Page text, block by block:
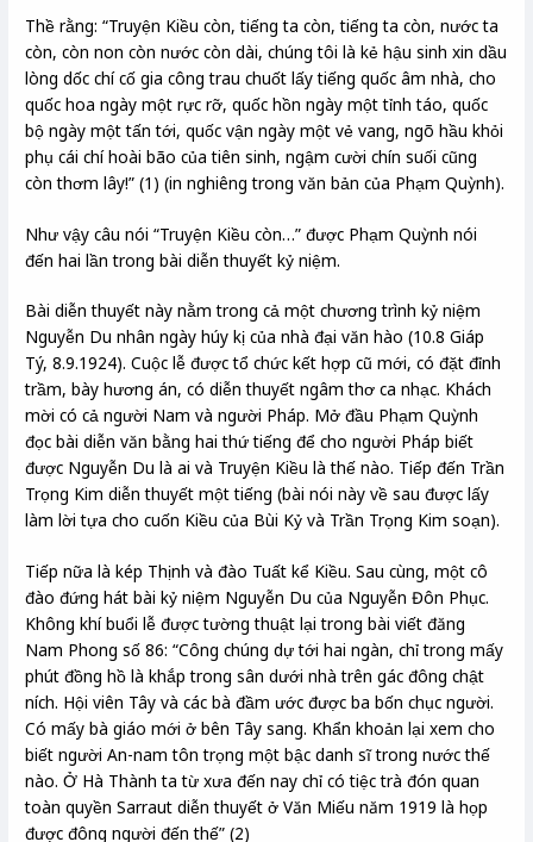
Thề rằng: “Truyện Kiều còn, tiếng ta còn, tiếng ta còn, nước ta
còn, còn non còn nước còn dài, chúng tôi là kẻ hậu sinh xin dầu
lòng dốc chí cố gia công trau chuốt lấy tiếng quốc âm nhà, cho
quốc hoa ngày một rực rỡ, quốc hồn ngày một tỉnh táo, quốc
bộ ngày một tấn tới, quốc vận ngày một vẻ vang, ngõ hầu khỏi
phụ cái chí hoài bão của tiên sinh, ngậm cười chín suối cũng
còn thơm lây!” (1) (in nghiêng trong văn bản của Phạm Quỳnh).
Như vậy câu nói “Truyện Kiều còn…” được Phạm Quỳnh nói
đến hai lần trong bài diễn thuyết kỷ niệm.
Bài diễn thuyết này nằm trong cả một chương trình kỷ niệm
Nguyễn Du nhân ngày húy kị của nhà đại văn hào (10.8 Giáp
Tý, 8.9.1924). Cuộc lễ được tổ chức kết hợp cũ mới, có đặt đỉnh
trầm, bày hương án, có diễn thuyết ngâm thơ ca nhạc. Khách
mời có cả người Nam và người Pháp. Mở đầu Phạm Quỳnh
đọc bài diễn văn bằng hai thứ tiếng để cho người Pháp biết
được Nguyễn Du là ai và Truyện Kiều là thế nào. Tiếp đến Trần
Trọng Kim diễn thuyết một tiếng (bài nói này về sau được lấy
làm lời tựa cho cuốn Kiều của Bùi Kỷ và Trần Trọng Kim soạn).
Tiếp nữa là kép Thịnh và đào Tuất kể Kiều. Sau cùng, một cô
đào đứng hát bài kỷ niệm Nguyễn Du của Nguyễn Đôn Phục.
Không khí buổi lễ được tường thuật lại trong bài viết đăng
Nam Phong số 86: “Công chúng dự tới hai ngàn, chỉ trong mấy
phút đồng hồ là khắp trong sân dưới nhà trên gác đông chật
ních. Hội viên Tây và các bà đầm ước được ba bốn chục người.
Có mấy bà giáo mới ở bên Tây sang. Khẩn khoản lại xem cho
biết người An-nam tôn trọng một bậc danh sĩ trong nước thế
nào. Ở Hà Thành ta từ xưa đến nay chỉ có tiệc trà đón quan
toàn quyền Sarraut diễn thuyết ở Văn Miếu năm 1919 là họp
được đông người đến thế” (2)